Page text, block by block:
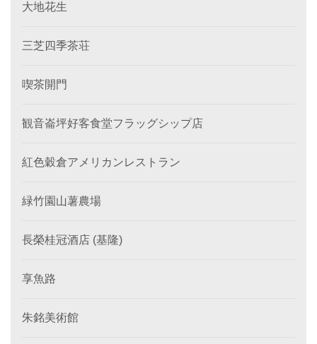
大地花生
三芝四季茶荘
喫茶開門
観音崙坪好客食堂フラッグシップ店
紅色穀倉アメリカンレストラン
緑竹園山薯農場
長榮桂冠酒店 (基隆)
享魚路
朱銘美術館